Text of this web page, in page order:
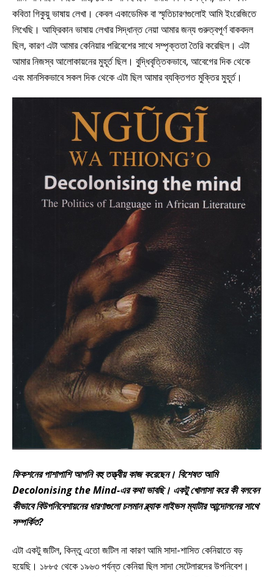
কবিতা গিকুয়ু ভাষায় লেখা। কেবল একাডেমিক বা স্মৃতিচারণগুলোই আমি ইংরেজিতে
লিখেছি। আফ্রিকান ভাষায় লেখার সিদ্ধান্ত নেয়া আমার জন্য গুরুত্বপূর্ণ বাকবদল
ছিল, কারণ এটা আমার কেনিয়ার পরিবেশের সাথে সম্পৃক্ততা তৈরি করেছিল। এটা
আমার নিজস্ব আলোকায়নের মুহূর্ত ছিল। বুদ্ধিবৃত্তিকভাবে, আবেগের দিক থেকে
এবং মানসিকভাবে সকল দিক থেকে এটা ছিল আমার ব্যক্তিগত মুক্তির মুহূর্ত।
ফিকশনের পাশাপাশি আপনি বহু তত্ত্বীয় কাজ করেছেন। বিশেষত আমি
Decolonising the Mind-এর কথা ভাবছি। একটু খোলাসা করে কী বলবেন
কীভাবে বিউপনিবেশায়নের ধারণাগুলো চলমান ব্ল্যাক লাইভস ম্যাটার আন্দোলনের সাথে
সম্পর্কিত?
এটা একটু জটিল, কিন্তু এতো জটিল না কারণ আমি সাদা-শাসিত কেনিয়াতে বড়
হয়েছি। ১৮৮৫ থেকে ১৯৬৩ পর্যন্ত কেনিয়া ছিল সাদা সেটেলারদের উপনিবেশ।